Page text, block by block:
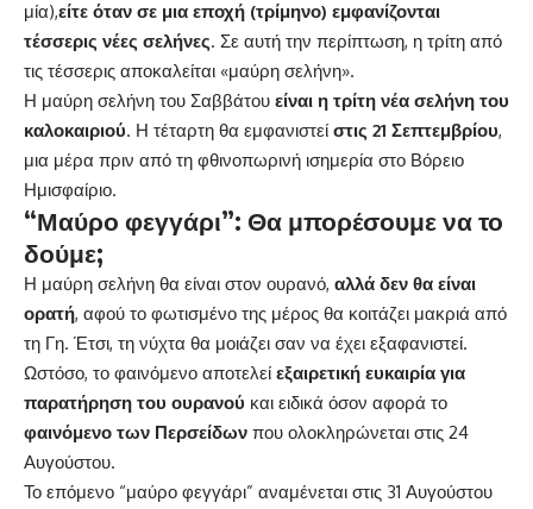
μία),είτε όταν σε μια εποχή (τρίμηνο) εμφανίζονται
τέσσερις νέες σελήνες. Σε αυτή την περίπτωση, η τρίτη από
τις τέσσερις αποκαλείται «μαύρη σελήνη».
Η μαύρη σελήνη του Σαββάτου είναι η τρίτη νέα σελήνη του
καλοκαιριού. Η τέταρτη θα εμφανιστεί στις 21 Σεπτεμβρίου,
μια μέρα πριν από τη φθινοπωρινή ισημερία στο Βόρειο
Ημισφαίριο.
“Μαύρο φεγγάρι”: Θα μπορέσουμε να το
δούμε;
Η μαύρη σελήνη θα είναι στον ουρανό, αλλά δεν θα είναι
ορατή, αφού το φωτισμένο της μέρος θα κοιτάζει μακριά από
τη Γη. Έτσι, τη νύχτα θα μοιάζει σαν να έχει εξαφανιστεί.
Ωστόσο, το φαινόμενο αποτελεί εξαιρετική ευκαιρία για
παρατήρηση του ουρανού και ειδικά όσον αφορά το
φαινόμενο των Περσείδων που ολοκληρώνεται στις 24
Αυγούστου.
Το επόμενο “μαύρο φεγγάρι” αναμένεται στις 31 Αυγούστου